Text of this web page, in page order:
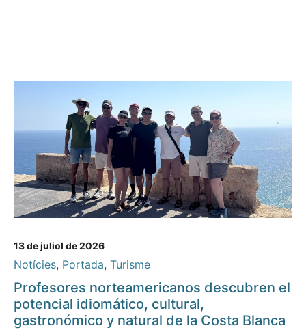
13 de juliol de 2026
Notícies, Portada, Turisme
Profesores norteamericanos descubren el
potencial idiomático, cultural,
gastronómico y natural de la Costa Blanca